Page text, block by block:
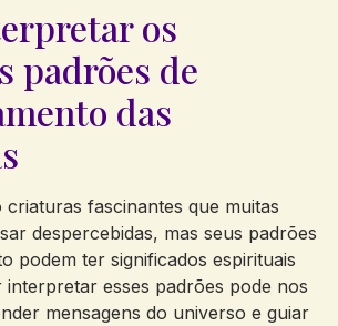
os
padrões de
das
criaturas fascinantes que muitas
despercebidas, mas seus padrões
podem ter significados espirituais
esses padrões pode nos
mensagens do universo e guiar